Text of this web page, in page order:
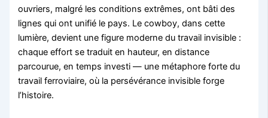
ouvriers, malgré les conditions extrêmes, ont bâti des
lignes qui ont unifié le pays. Le cowboy, dans cette
lumière, devient une figure moderne du travail invisible :
chaque effort se traduit en hauteur, en distance
parcourue, en temps investi — une métaphore forte du
travail ferroviaire, où la persévérance invisible forge
l’histoire.